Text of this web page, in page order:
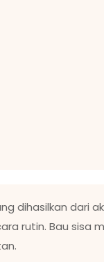
dihasilkan dari
rutin. Bau sisa